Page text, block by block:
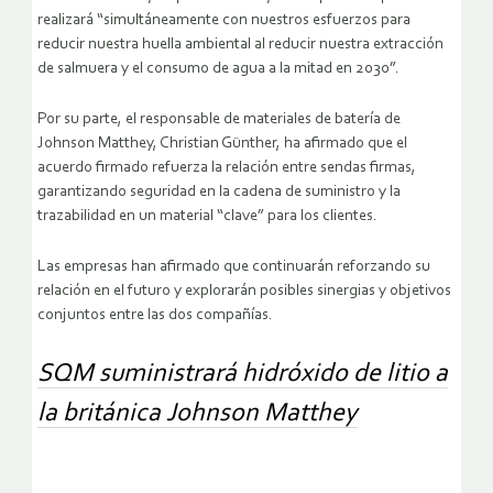
realizará “simultáneamente con nuestros esfuerzos para
reducir nuestra huella ambiental al reducir nuestra extracción
de salmuera y el consumo de agua a la mitad en 2030”.
Por su parte, el responsable de materiales de batería de
Johnson Matthey, Christian Günther, ha afirmado que el
acuerdo firmado refuerza la relación entre sendas firmas,
garantizando seguridad en la cadena de suministro y la
trazabilidad en un material “clave” para los clientes.
Las empresas han afirmado que continuarán reforzando su
relación en el futuro y explorarán posibles sinergias y objetivos
conjuntos entre las dos compañías.
SQM suministrará hidróxido de litio a
la británica Johnson Matthey